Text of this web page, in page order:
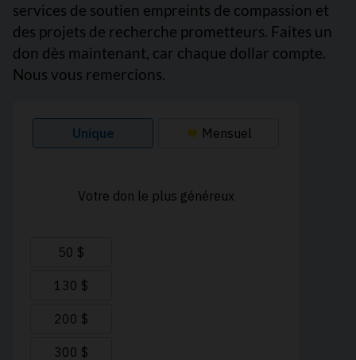
services de soutien empreints de compassion et
des projets de recherche prometteurs. Faites un
don dès maintenant, car chaque dollar compte.
Nous vous remercions.